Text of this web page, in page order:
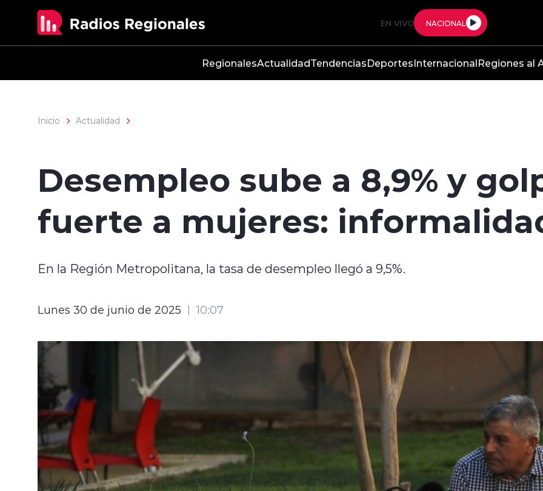
EN VIVO NACIONAL
RegionalesActualidadTendenciasDeportesInternacionalRegiones al
Inicio Actualidad
Desempleo sube a 8,9% y
fuerte a mujeres:
En la Región Metropolitana, la tasa de desempleo llegó a 9,5%.
Lunes 30 de junio de 2025 10:07